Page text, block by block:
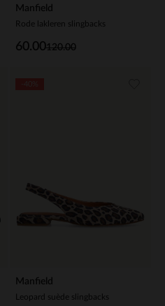
Manfield
Rode lakleren slingbacks
120.00
60.00
Manfield
Leopard suède slingbacks